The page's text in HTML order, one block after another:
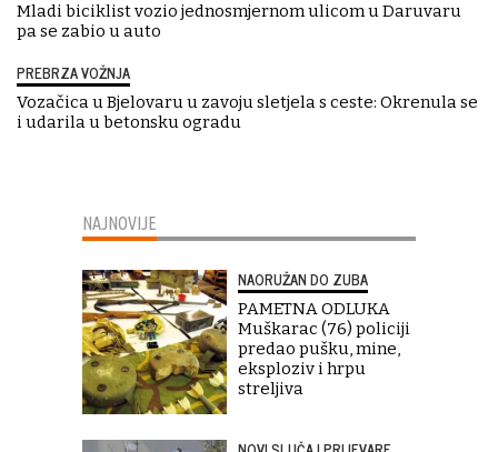
Mladi biciklist vozio jednosmjernom ulicom u Daruvaru
pa se zabio u auto
PREBRZA VOŽNJA
Vozačica u Bjelovaru u zavoju sletjela s ceste: Okrenula se
i udarila u betonsku ogradu
NAJNOVIJE
NAORUŽAN DO ZUBA
PAMETNA ODLUKA
Muškarac (76) policiji
predao pušku, mine,
eksploziv i hrpu
streljiva